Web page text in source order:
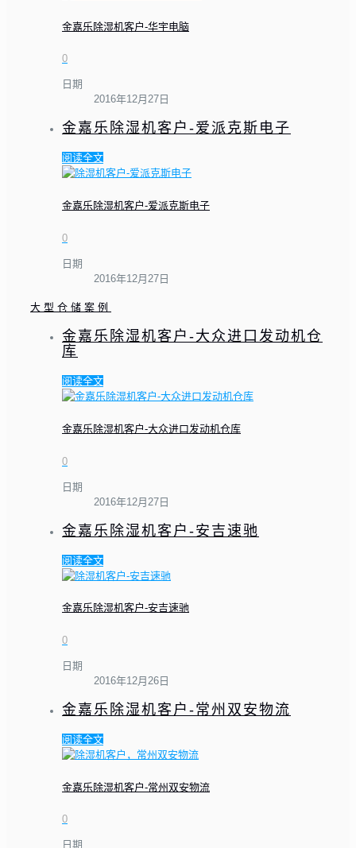
金嘉乐除湿机客户-华宇电脑
0
日期
2016年12月27日
金嘉乐除湿机客户-爱派克斯电子
阅读全文
金嘉乐除湿机客户-爱派克斯电子
0
日期
2016年12月27日
大型仓储案例
金嘉乐除湿机客户-大众进口发动机仓
库
阅读全文
金嘉乐除湿机客户-大众进口发动机仓库
0
日期
2016年12月27日
金嘉乐除湿机客户-安吉速驰
阅读全文
金嘉乐除湿机客户-安吉速驰
0
日期
2016年12月26日
金嘉乐除湿机客户-常州双安物流
阅读全文
金嘉乐除湿机客户-常州双安物流
0
日期